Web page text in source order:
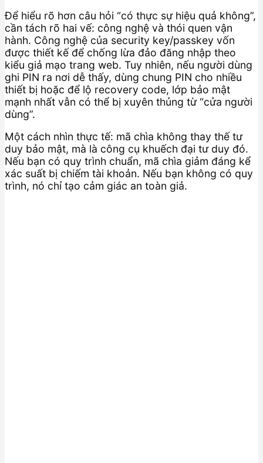
Để hiểu rõ hơn câu hỏi “có thực sự hiệu quả không”,
cần tách rõ hai vế: công nghệ và thói quen vận
hành. Công nghệ của security key/passkey vốn
được thiết kế để chống lừa đảo đăng nhập theo
kiểu giả mạo trang web. Tuy nhiên, nếu người dùng
ghi PIN ra nơi dễ thấy, dùng chung PIN cho nhiều
thiết bị hoặc để lộ recovery code, lớp bảo mật
mạnh nhất vẫn có thể bị xuyên thủng từ “cửa người
dùng”.
Một cách nhìn thực tế: mã chìa không thay thế tư
duy bảo mật, mà là công cụ khuếch đại tư duy đó.
Nếu bạn có quy trình chuẩn, mã chìa giảm đáng kể
xác suất bị chiếm tài khoản. Nếu bạn không có quy
trình, nó chỉ tạo cảm giác an toàn giả.